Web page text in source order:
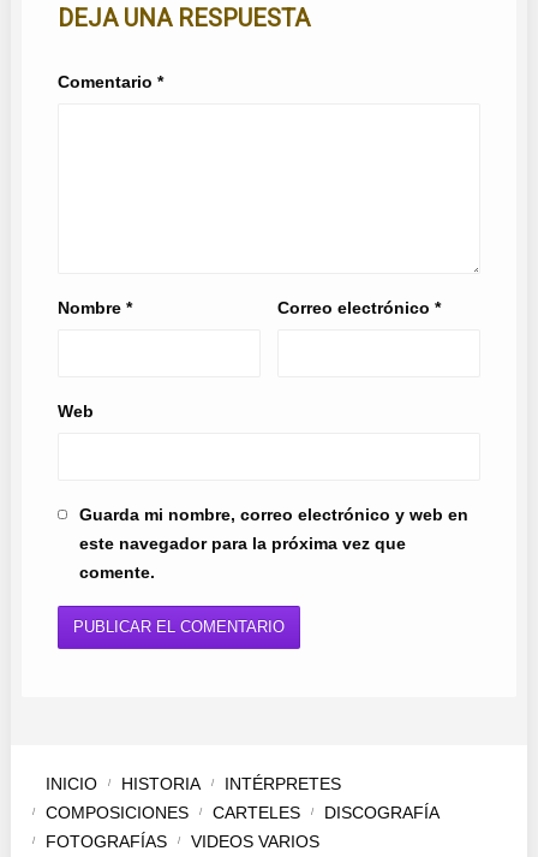
DEJA UNA RESPUESTA
Comentario *
Nombre * Correo electrónico*
Web
Guarda mi nombre, correo electrónico y web en
este navegador para la próxima vez que
comente.
INICIO HISTORIA
INTÉRPRETES
COMPOSICIONES
CARTELES
DISCOGRAFÍA
FOTOGRAFÍAS
VIDEOS VARIOS